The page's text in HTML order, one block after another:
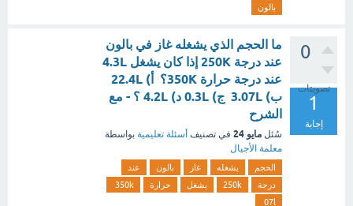
بالون
0
تصويتات
1
إجابة
ما الحجم الذي يشغله غاز في بالون
عند درجة 250K إذا كان يشغل 4.3L
عند درجة حرارة 350K؟ أ) 22.4L
ب) 3.07L ج) 0.3L د) 4.2L ؟ - مع
الشرح
سُئل مايو 24 في تصنيف أسئلة تعليمية بواسطة
معلمة الأجيال
الحجم يشغله غاز بالون
عند
درجة
250k يشغل حرارة
350k
07l